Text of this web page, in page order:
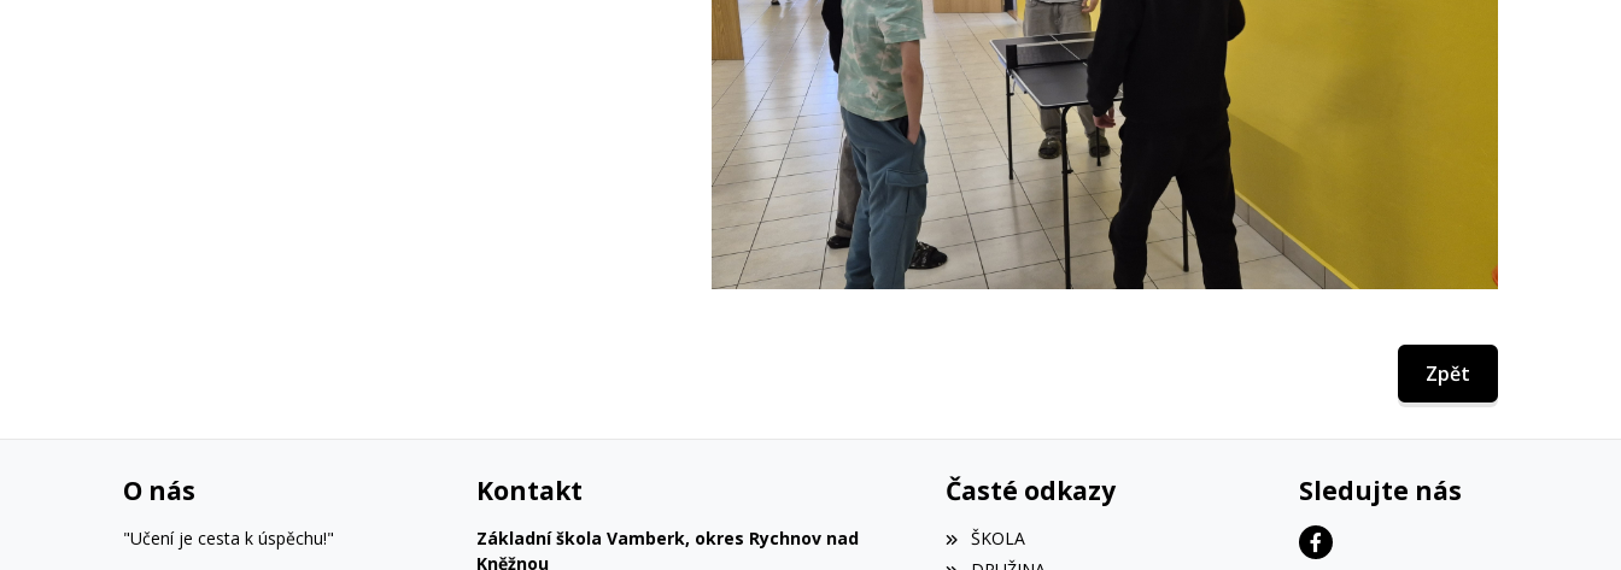
Zpět
O nás
"Učení je cesta k úspěchu!"
Kontakt
Základní škola Vamberk, okres Rychnov nad
Kněžnou
Časté odkazy
ŠKOLA
Sledujte nás